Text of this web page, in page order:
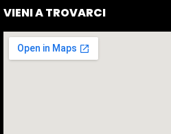
VIENI A TROVARCI